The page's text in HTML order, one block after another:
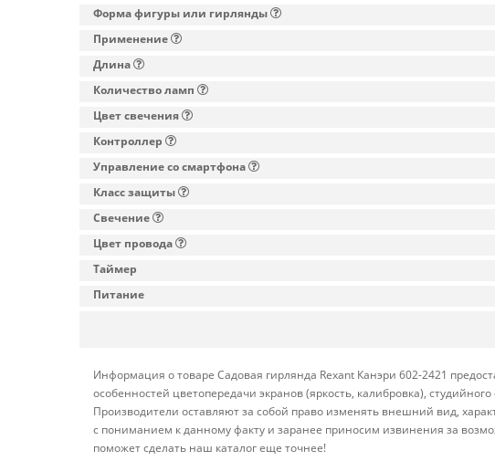
Форма фигуры или гирлянды
Применение
Длина
Количество ламп
Цвет свечения
Контроллер
Управление со смартфона
Класс защиты
Свечение
Цвет провода
Таймер
Питание
Информация о товаре Садовая гирлянда Rexant Канэри 602-2421
особенностей цветопередачи экранов (яркость, калибровка),
Производители оставляют за собой право изменять внешний вид,
с пониманием к данному факту и заранее приносим извинения за
поможет сделать наш каталог еще точнее!